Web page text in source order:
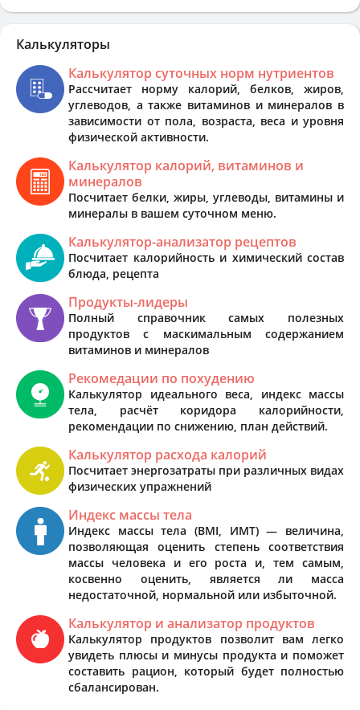
Калькуляторы
Калькулятор суточных норм нутриентов
Рассчитает норму калорий, белков, жиров,
углеводов, а также витаминов и минералов в
зависимости от пола, возраста, веса и уровня
физической активности.
Калькулятор калорий, витаминов и
минералов
Посчитает белки, жиры, углеводы, витамины и
минералы в вашем суточном меню.
Калькулятор-анализатор рецептов
Посчитает калорийность и химический состав
блюда, рецепта
Продукты-лидеры
Полный справочник самых полезных
продуктов с маскимальным содержанием
витаминов и минералов
Рекомедации по похудению
Калькулятор идеального веса, индекс массы
тела, расчёт коридора калорийности,
рекомендации по снижению, план действий.
Калькулятор расхода калорий
Посчитает энергозатраты при различных видах
физических упражнений
Индекс массы тела
Индекс массы тела (BMI, ИМТ) — величина,
позволяющая оценить степень соответствия
массы человека и его роста и, тем самым,
косвенно оценить, является ли масса
недостаточной, нормальной или избыточной.
Калькулятор и анализатор продуктов
Калькулятор продуктов позволит вам легко
увидеть плюсы и минусы продукта и поможет
составить рацион, который будет полностью
сбалансирован.